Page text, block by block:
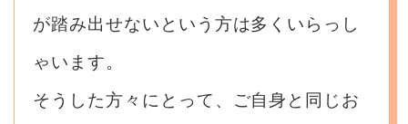
が踏み出せないという方は多くいらっし
ゃいます。
そうした方々にとって、ご自身と同じお